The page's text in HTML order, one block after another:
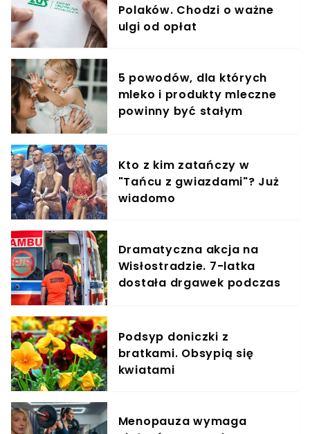
Polaków. Chodzi o ważne
ulgi od opłat
5 powodów, dla których
mleko i produkty mleczne
powinny być stałym
Kto z kim zatańczy w
"Tańcu z gwiazdami"? Już
wiadomo
Dramatyczna akcja na
Wisłostradzie. 7-latka
dostała drgawek podczas
Podsyp doniczki z
bratkami. Obsypią się
kwiatami
Menopauza wymaga